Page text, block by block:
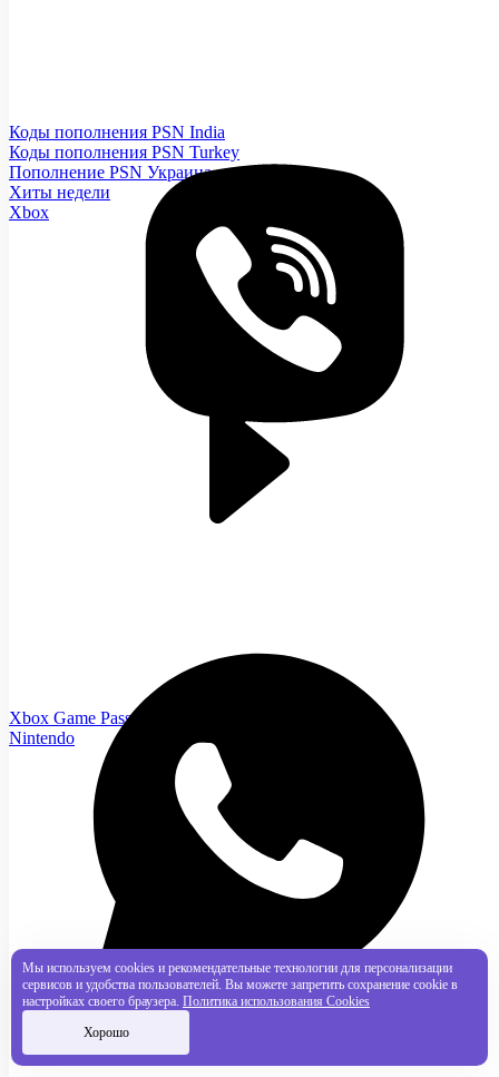
Коды пополнения PSN India
Коды пополнения PSN Turkey
Пополнение PSN Украина
Хиты недели
Xbox
Xbox Game Pass
Nintendo
Мы используем cookies и рекомендательные технологии для персонализации
сервисов и удобства пользователей. Вы можете запретить сохранение cookie в
настройках своего браузера. Политика использования Cookies
Хорошо